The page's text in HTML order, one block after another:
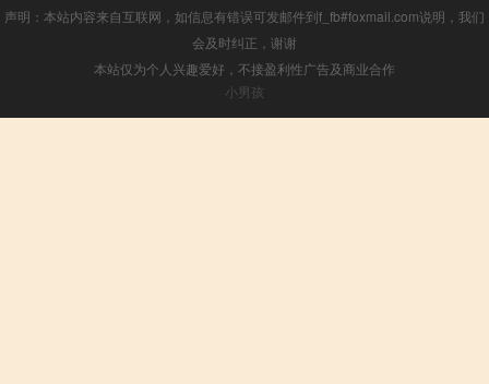
声明：本站内容来自互联网，如信息有错误可发邮件到f_fb#foxmail.com说明，我们
会及时纠正，谢谢
本站仅为个人兴趣爱好，不接盈利性广告及商业合作
小男孩